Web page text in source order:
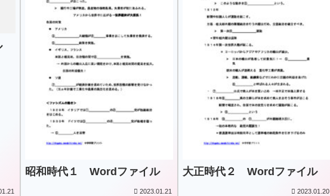
昭和時代１ Wordファイル
2023.01.21
大正時代２ Wordファイル
2023.01.20